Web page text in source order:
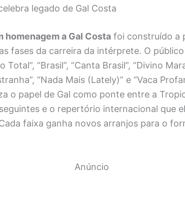
legado de Gal Costa
homenagem a Gal Costa foi construído a
fases da carreira da intérprete. O
Total”, “Brasil”, “Canta Brasil”, “Divino
“Nada Mais (Lately)” e “Vaca
o papel de Gal como ponte entre a
e o repertório internacional que
faixa ganha novos arranjos para o
Anúncio